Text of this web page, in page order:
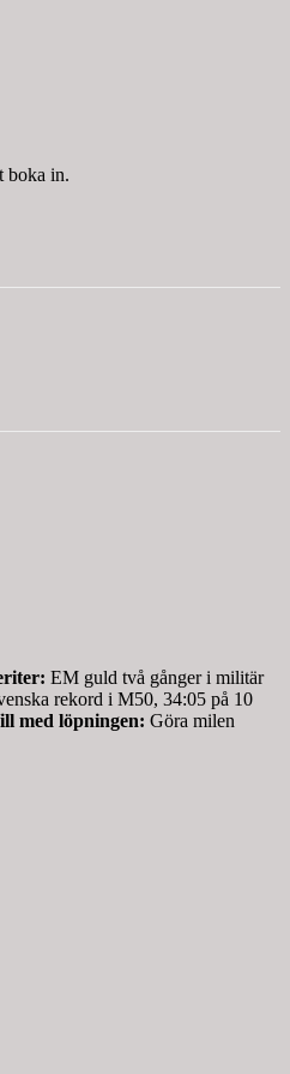
boka in.
EM guld två gånger i militär
rekord i M50, 34:05 på 10
med löpningen: Göra milen